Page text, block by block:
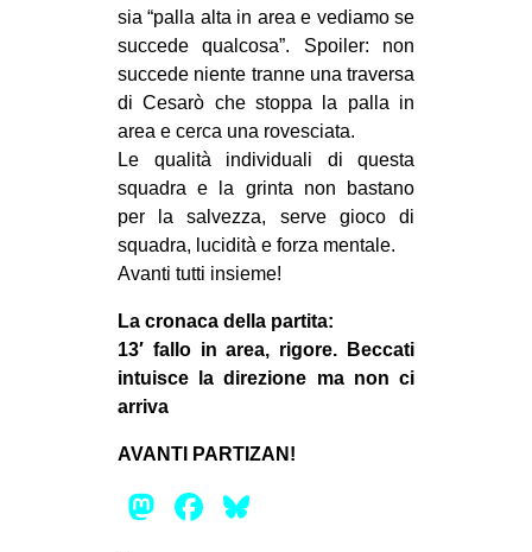
MANIFESTI
RECENSIONI
INTERNAZIONALE
AFRICA
AMERICHE
ESTREMO ORIENTE
EUROPA
MEDIO ORIENTE
sia “palla alta in area e vediamo se
succede qualcosa”. Spoiler: non
succede niente tranne una traversa
di Cesarò che stoppa la palla in
area e cerca una rovesciata.
Le qualità individuali di questa
squadra e la grinta non bastano
per la salvezza, serve gioco di
squadra, lucidità e forza mentale.
Avanti tutti insieme!
La cronaca della partita:
13′ fallo in area, rigore. Beccati
intuisce la direzione ma non ci
arriva
AVANTI PARTIZAN!
Mastodon
Facebook